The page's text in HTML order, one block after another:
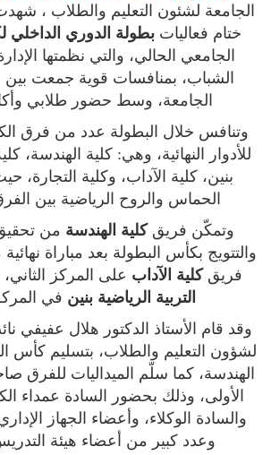
الجامعة لشئون التعليم والطلاب ،
ختام فعاليات بطولة الدوري الداخلي
الجامعي الحالي، والتي نظمتها
الشباب، بمنافسات قوية جمعت
الجامعة، وسط حضور طلابي
وتنافس خلال البطولة عدد من فرق
للأدوار النهائية، وهي: كلية الهندسة،
بنين، كلية الآداب، وكلية التجارة،
الحماس والروح الرياضية بين
وتمكّن فريق كلية الهندسة من
والتتويج بكأس البطولة بعد مباراة
فريق كلية الآداب على المركز
التربية الرياضية بنين في
وقد قام الأستاذ الدكتور هلال عفيفي
لشؤون التعليم والطلاب، بتسليم كأس
الهندسة، كما سلّم الميداليات للفرق
الأولى، وذلك بحضور السادة عمداء
والسادة الوكلاء، وأعضاء الجهاز
وعدد كبير من أعضاء هيئة